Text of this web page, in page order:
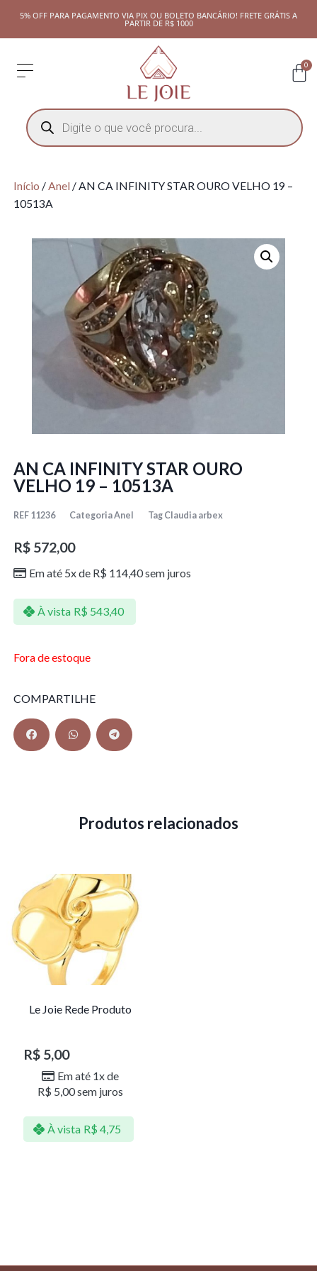
5% OFF PARA PAGAMENTO VIA PIX OU BOLETO BANCÁRIO! FRETE GRÁTIS A
PARTIR DE R$ 1000
0
Início /Anel / AN CA INFINITY STAR OURO VELHO 19 –
10513A
AN CA INFINITY STAR OURO
VELHO 19 – 10513A
REF 11236 CategoriaAnel Tag Claudia arbex
R$572,00
Em até 5x de R$ 114,40sem juros
À vista R$ 543,40
Fora de estoque
COMPARTILHE
Produtos relacionados
Le Joie Rede Produto
R$ 5,00
Em até 1x de
R$ 5,00sem juros
À vista R$ 4,75